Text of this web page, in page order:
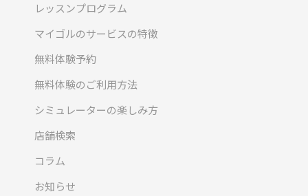
レッスンプログラム
マイゴルのサービスの特徴
無料体験予約
無料体験のご利用方法
シミュレーターの楽しみ方
店舗検索
コラム
お知らせ